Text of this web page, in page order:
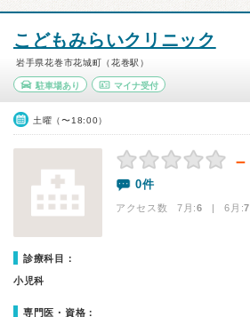
こどもみらいクリニック
岩手県花巻市花城町（花巻駅）
駐車場あり マイナ受付
土曜（〜18:00）
－
0件
アクセス数 7月:6 | 6月:7
診療科目：
小児科
専門医・資格：